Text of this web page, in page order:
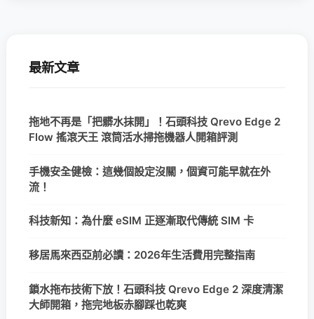
最新文章
拖地不再是「把髒水抹開」！石頭科技 Qrevo Edge 2
Flow 搖滾天王 滾筒活水掃拖機器人開箱評測
手機安全健檢：這幾個設定沒關，個資可能早就在外
流！
科技新知：為什麼 eSIM 正逐漸取代傳統 SIM 卡
移居馬來西亞前必讀：2026年生活費用完整指南
鎖水拖布技術下放！石頭科技 Qrevo Edge 2 深度清潔
大師開箱，拖完地板赤腳踩也乾爽